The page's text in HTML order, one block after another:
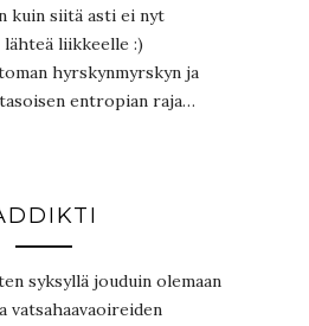
kuin siitä asti ei nyt
liikkeelle :)
hyrskynmyrskyn ja
entropian raja…
syksyllä jouduin olemaan
vatsahaavaoireiden